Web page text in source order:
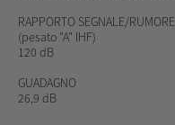
RAPPORTO SEGNALE/RUMORE
(pesato "A" IHF)
120 dB
GUADAGNO
26,9 dB